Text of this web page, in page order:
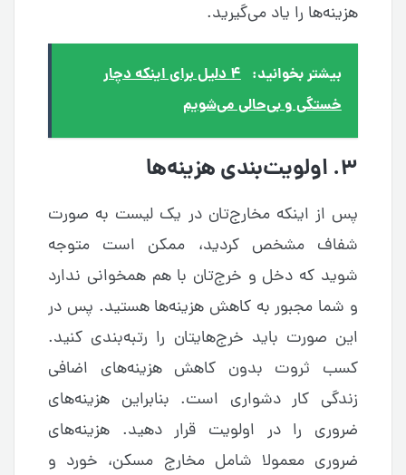
هزینه‌ها را یاد می‌گیرید.
بیشتر بخوانید:
۴ دلیل برای اینکه دچار
خستگی و بی‌حالی می‌شویم
۳. اولویت‌‌بندی هزینه‌‌ها
پس‌ از اینکه مخارج‌تان در یک لیست به صورت
شفاف مشخص کردید، ممکن است متوجه
شوید که دخل و خرج‌تان با هم همخوانی ندارد
و شما مجبور به کاهش هزینه‌ها هستید. پس در
این صورت باید خرج‌هایتان را رتبه‌بندی کنید.
کسب ثروت بدون کاهش هزینه‌های اضافی
زندگی کار دشواری است. بنابراین هزینه‌‌های
ضروری را در اولویت قرار دهید. هزینه‌‌های
ضروری معمولا شامل مخارج مسکن، خورد و